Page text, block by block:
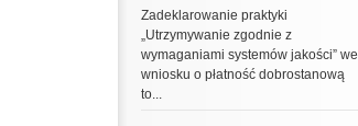
Zadeklarowanie praktyki
„Utrzymywanie zgodnie z
wymaganiami systemów jakości” we
wniosku o płatność dobrostanową
to...